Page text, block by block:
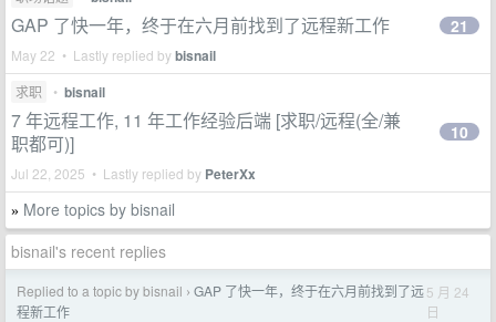
GAP 了快一年，终于在六月前找到了远程新工作
May 22 • Lastly replied bybisnail
21
求职 • bisnail
7 年远程工作, 11 年工作经验后端 [求职/远程(全/兼
职都可)]
Jul 22, 2025 • Lastly replied by PeterXx
10
» More topics by bisnail
bisnail's recent replies
Replied to a topic by bisnail › GAP 了快一年，终于在六月前找到了远
程新工作
5 月 24
日